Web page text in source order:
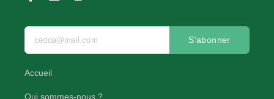
S'abonner
Accueil
Qui sommes-nous ?